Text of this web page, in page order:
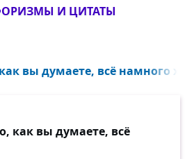
И ЦИТАТЫ
вы думаете, всё намного
как вы думаете, всё